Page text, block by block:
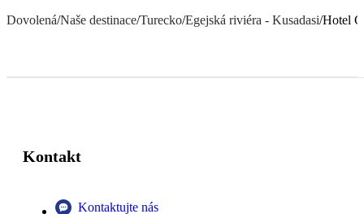
Dovolená/Naše destinace/Turecko/Egejská riviéra - Kusadasi/Hotel
Kontakt
Kontaktujte nás